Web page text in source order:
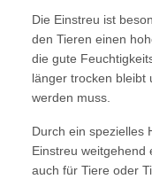
Die Einstreu ist
den Tieren einen
die gute
länger trocken bleibt
werden muss.
Durch ein spezielles
Einstreu weitgehend
auch für Tiere oder